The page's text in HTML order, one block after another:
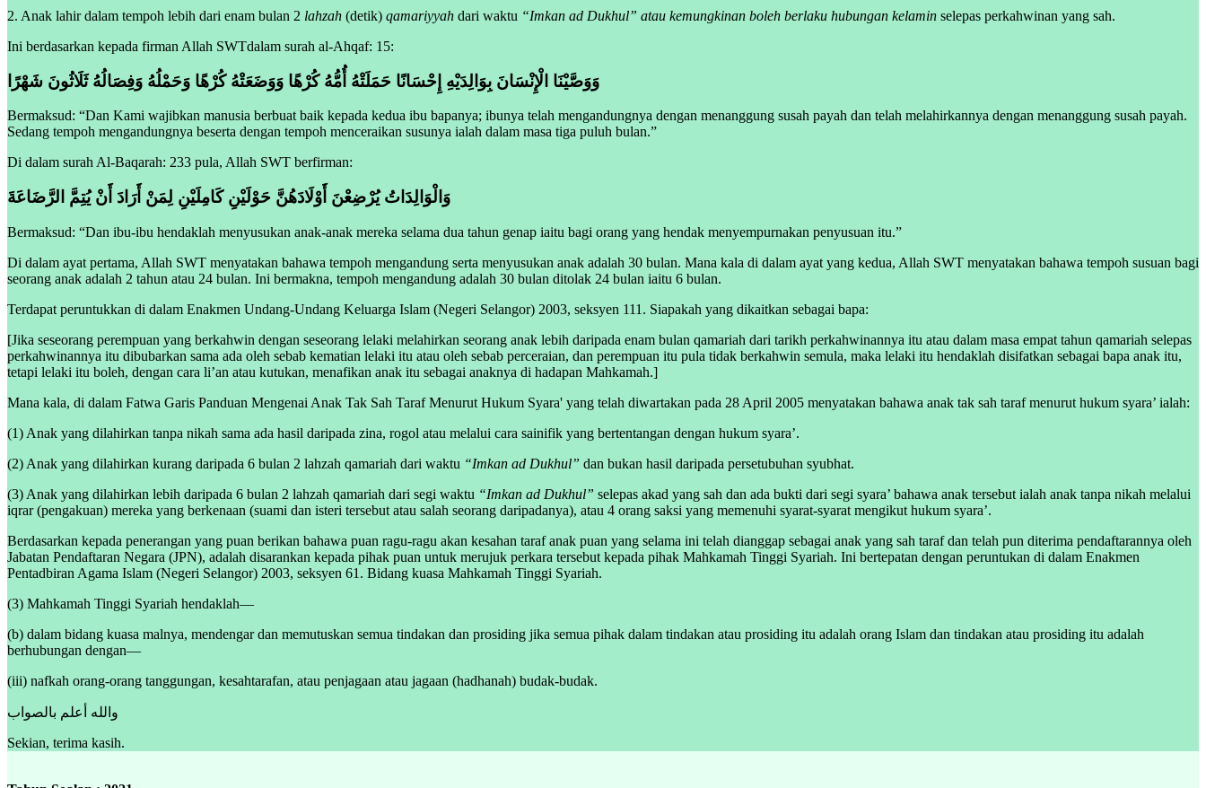
2. Anak lahir dalam tempoh lebih dari enam bulan 2 lahzah (detik) qamariyyah dari waktu “Imkan ad Dukhul” atau kemungkinan boleh berlaku hubungan kelamin selepas perkahwinan yang sah.
Ini berdasarkan kepada firman Allah SWTdalam surah al-Ahqaf: 15:
وَوَصَّيْنَا الْإِنْسَانَ بِوَالِدَيْهِ إِحْسَانًا حَمَلَتْهُ أُمُّهُ كُرْهًا وَوَضَعَتْهُ كُرْهًا وَحَمْلُهُ وَفِصَالُهُ ثَلَاثُونَ شَهْرًا
Bermaksud: “Dan Kami wajibkan manusia berbuat baik kepada kedua ibu bapanya; ibunya telah mengandungnya dengan menanggung susah payah dan telah melahirkannya dengan menanggung susah payah.
Sedang tempoh mengandungnya beserta dengan tempoh menceraikan susunya ialah dalam masa tiga puluh bulan.”
Di dalam surah Al-Baqarah: 233 pula, Allah SWT berfirman:
وَالْوَالِدَاتُ يُرْضِعْنَ أَوْلَادَهُنَّ حَوْلَيْنِ كَامِلَيْنِ لِمَنْ أَرَادَ أَنْ يُتِمَّ الرَّضَاعَةَ
Bermaksud: “Dan ibu-ibu hendaklah menyusukan anak-anak mereka selama dua tahun genap iaitu bagi orang yang hendak menyempurnakan penyusuan itu.”
Di dalam ayat pertama, Allah SWT menyatakan bahawa tempoh mengandung serta menyusukan anak adalah 30 bulan. Mana kala di dalam ayat yang kedua, Allah SWT menyatakan bahawa tempoh susuan bagi
seorang anak adalah 2 tahun atau 24 bulan. Ini bermakna, tempoh mengandung adalah 30 bulan ditolak 24 bulan iaitu 6 bulan.
Terdapat peruntukkan di dalam Enakmen Undang-Undang Keluarga Islam (Negeri Selangor) 2003, seksyen 111. Siapakah yang dikaitkan sebagai bapa:
[Jika seseorang perempuan yang berkahwin dengan seseorang lelaki melahirkan seorang anak lebih daripada enam bulan qamariah dari tarikh perkahwinannya itu atau dalam masa empat tahun qamariah selepas
perkahwinannya itu dibubarkan sama ada oleh sebab kematian lelaki itu atau oleh sebab perceraian, dan perempuan itu pula tidak berkahwin semula, maka lelaki itu hendaklah disifatkan sebagai bapa anak itu,
tetapi lelaki itu boleh, dengan cara li’an atau kutukan, menafikan anak itu sebagai anaknya di hadapan Mahkamah.]
Mana kala, di dalam Fatwa Garis Panduan Mengenai Anak Tak Sah Taraf Menurut Hukum Syara' yang telah diwartakan pada 28 April 2005 menyatakan bahawa anak tak sah taraf menurut hukum syara’ ialah:
(1) Anak yang dilahirkan tanpa nikah sama ada hasil daripada zina, rogol atau melalui cara sainifik yang bertentangan dengan hukum syara’.
(2) Anak yang dilahirkan kurang daripada 6 bulan 2 lahzah qamariah dari waktu “Imkan ad Dukhul” dan bukan hasil daripada persetubuhan syubhat.
(3) Anak yang dilahirkan lebih daripada 6 bulan 2 lahzah qamariah dari segi waktu “Imkan ad Dukhul” selepas akad yang sah dan ada bukti dari segi syara’ bahawa anak tersebut ialah anak tanpa nikah melalui
iqrar (pengakuan) mereka yang berkenaan (suami dan isteri tersebut atau salah seorang daripadanya), atau 4 orang saksi yang memenuhi syarat-syarat mengikut hukum syara’.
Berdasarkan kepada penerangan yang puan berikan bahawa puan ragu-ragu akan kesahan taraf anak puan yang selama ini telah dianggap sebagai anak yang sah taraf dan telah pun diterima pendaftarannya oleh
Jabatan Pendaftaran Negara (JPN), adalah disarankan kepada pihak puan untuk merujuk perkara tersebut kepada pihak Mahkamah Tinggi Syariah. Ini bertepatan dengan peruntukan di dalam Enakmen
Pentadbiran Agama Islam (Negeri Selangor) 2003, seksyen 61. Bidang kuasa Mahkamah Tinggi Syariah.
(3) Mahkamah Tinggi Syariah hendaklah—
(b) dalam bidang kuasa malnya, mendengar dan memutuskan semua tindakan dan prosiding jika semua pihak dalam tindakan atau prosiding itu adalah orang Islam dan tindakan atau prosiding itu adalah
berhubungan dengan—
(iii) nafkah orang-orang tanggungan, kesahtarafan, atau penjagaan atau jagaan (hadhanah) budak-budak.
والله أعلم بالصواب
Sekian, terima kasih.